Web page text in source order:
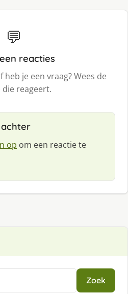
💬
reacties
je een vraag? Wees de
die reageert.
op om een reactie te
Zoek